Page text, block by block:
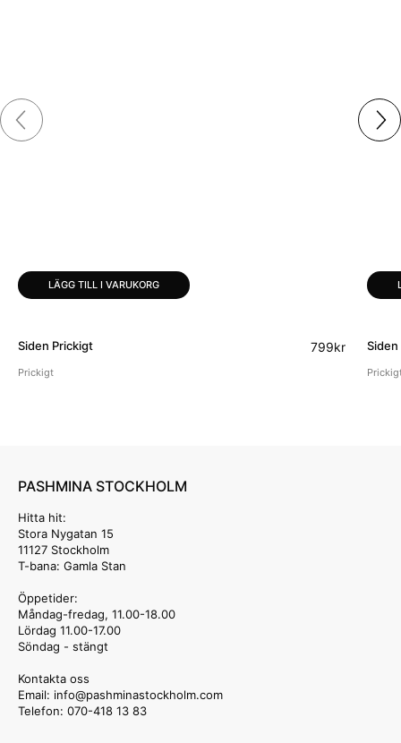
LÄGG TILL I VARUKORG
Siden Prickigt 799kr
Prickigt
PASHMINA STOCKHOLM
Hitta hit:
Stora Nygatan 15
11127 Stockholm
T-bana: Gamla Stan
Öppetider:
Måndag-fredag, 11.00-18.00
Lördag 11.00-17.00
Söndag - stängt
Kontakta oss
Email: info@pashminastockholm.com
Telefon: 070-418 13 83